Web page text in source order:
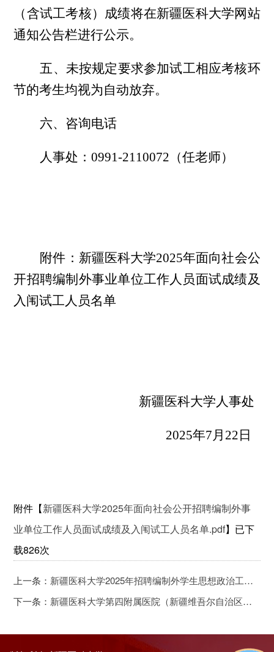
（含试工考核）成绩将在新疆医科大学网站
通知公告栏进行公示。
五、未按规定要求参加试工相应考核环
节的考生均视为自动放弃。
六、咨询电话
人事处：0991-2110072 （任老师）
附件：新疆医科大学2025年面向社会公
开招聘编制外事业单位工作人员面试成绩及
入闱试工人员名单
新疆医科大学人事处
2025年7月 22 日
附件【新疆医科大学2025年面向社会公开招聘编制外事
业单位工作人员面试成绩及入闱试工人员名单.pdf】已下
载826次
上一条： 新疆医科大学2025年招聘编制外学生思想政治工作助理岗位通过资格审核人员名单及面试安排的公告
下一条： 新疆医科大学第四附属医院（新疆维吾尔自治区中医医院）2025年高层次人才引进公告